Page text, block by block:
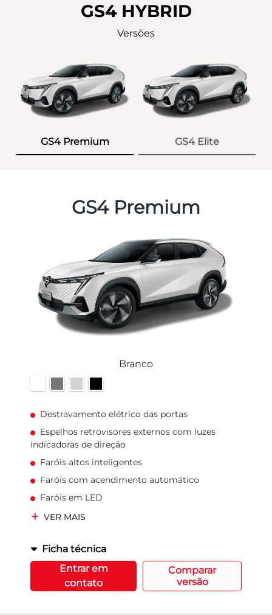
GS4 HYBRID
Versões
GS4 Premium GS4 Elite
GS4 Premium
Branco
Destravamento elétrico das portas
Espelhos retrovisores externos com luzes
indicadoras de direção
Faróis altos inteligentes
Faróis com acendimento automático
Faróis em LED
VER MAIS
Ficha técnica
Entrar em
contato
Comparar
versão